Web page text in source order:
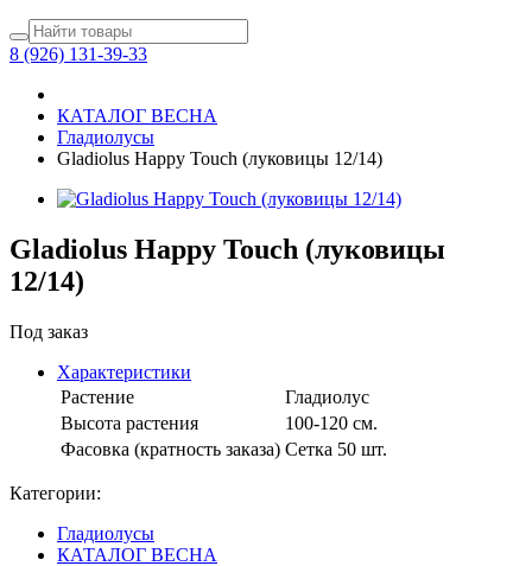
8 (926) 131-39-33
КАТАЛОГ ВЕСНА
Гладиолусы
Gladiolus Happy Touch (луковицы 12/14)
Gladiolus Happy Touch (луковицы
12/14)
Под заказ
Характеристики
Растение
Гладиолус
Высота растения
100-120 см.
Фасовка (кратность заказа) Сетка 50 шт.
Категории:
Гладиолусы
КАТАЛОГ ВЕСНА